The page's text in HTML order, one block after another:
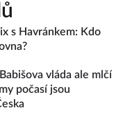
s Havránkem: Kdo
vláda ale mlčí
počasí jsou